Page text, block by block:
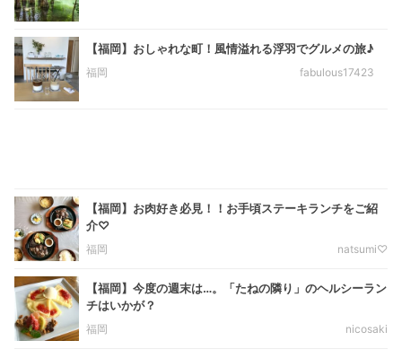
【福岡】おしゃれな町！風情溢れる浮羽でグルメの旅♪
福岡 fabulous17423
【福岡】お肉好き必見！！お手頃ステーキランチをご紹
介♡
福岡 natsumi♡
【福岡】今度の週末は…。「たねの隣り」のヘルシーラン
チはいかが？
福岡 nicosaki